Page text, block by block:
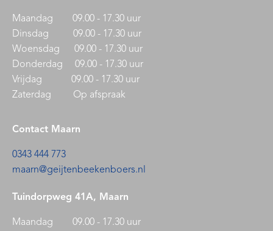
Maandag 09.00 - 17.30 uur
Dinsdag 09.00 - 17.30 uur
Woensdag 09.00 - 17.30 uur
Donderdag 09.00 - 17.30 uur
Vrijdag 09.00 - 17.30 uur
Zaterdag Op afspraak
Contact Maarn
0343 444 773
maarn@geijtenbeekenboers.nl
Tuindorpweg 41A, Maarn
Maandag 09.00 - 17.30 uur